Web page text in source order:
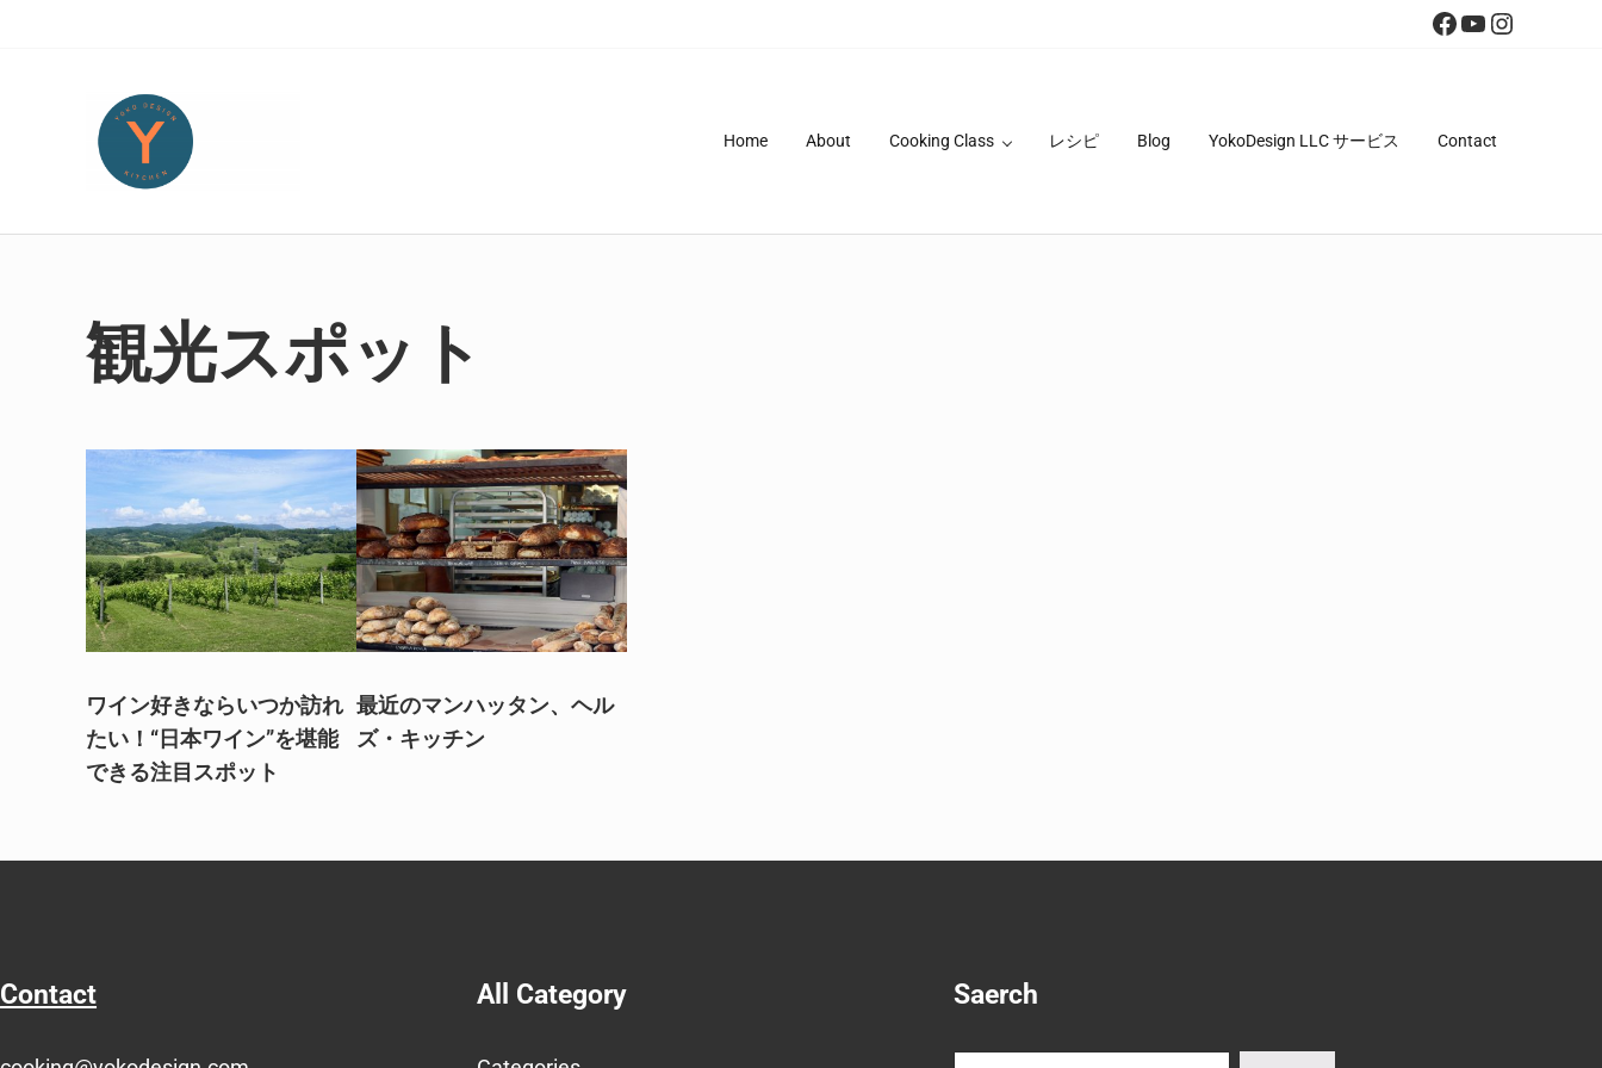
Facebook
YouTube
Home About Cooking Class レシピ Blog YokoDesign LLC サービス Contact
観光スポット
ワイン好きならいつか訪れ
たい！“日本ワイン”を堪能
できる注目スポット
最近のマンハッタン、ヘル
ズ・キッチン
Contact All Category Saerch